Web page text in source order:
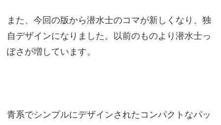
また、今回の版から潜水士のコマが新しくなり、独
自デザインになりました。以前のものより潜水士っ
ぽさが増しています。
青系でシンプルにデザインされたコンパクトなパッ